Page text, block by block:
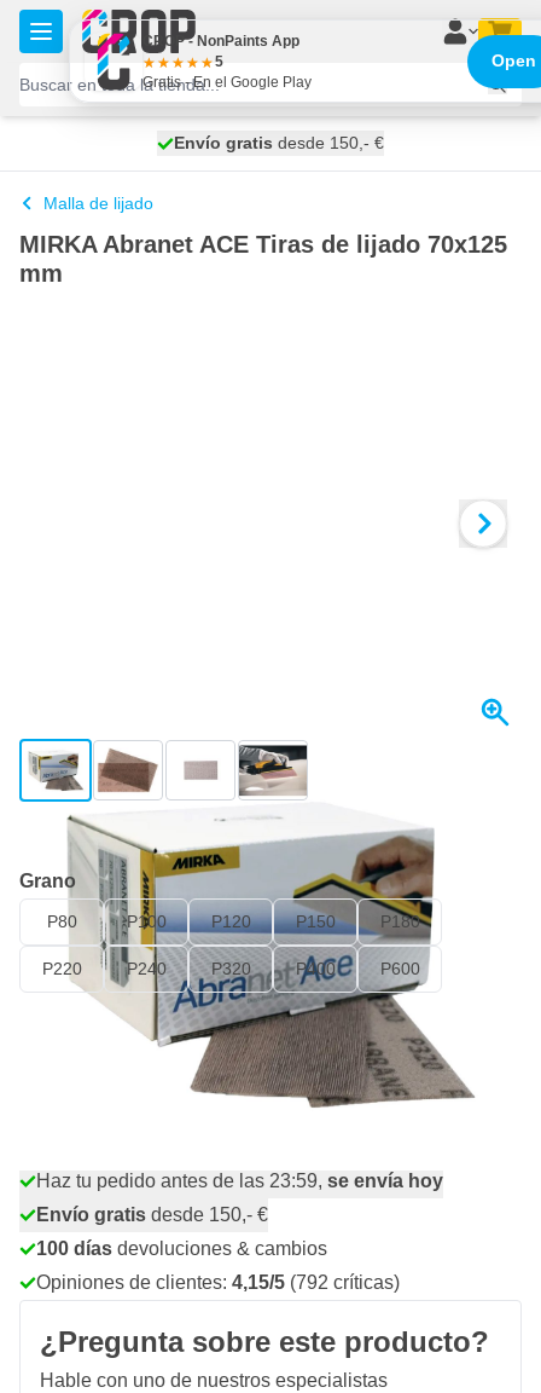
Ir al contenido
se envía hoy
Envío gratis desde 150,- €
100 días
Malla de lijado
MIRKA Abranet ACE Tiras de lijado 70x125
mm
View larger imageView larger imageView larger imageView larger image
Se envía hoy
Grano
P80 P100 P120 P150 P180
P220 P240 P320 P400 P600
€ incl. IVA
Añadir al carrito
Haz tu pedido antes de las 23:59, se envía hoy
Envío gratis desde 150,- €
100 días devoluciones & cambios
Opiniones de clientes: 4,15/5 (792 críticas)
¿Pregunta sobre este producto?
Hable con uno de nuestros especialistas
CROP - NonPaints App
5
Gratis - En el Google Play
Open